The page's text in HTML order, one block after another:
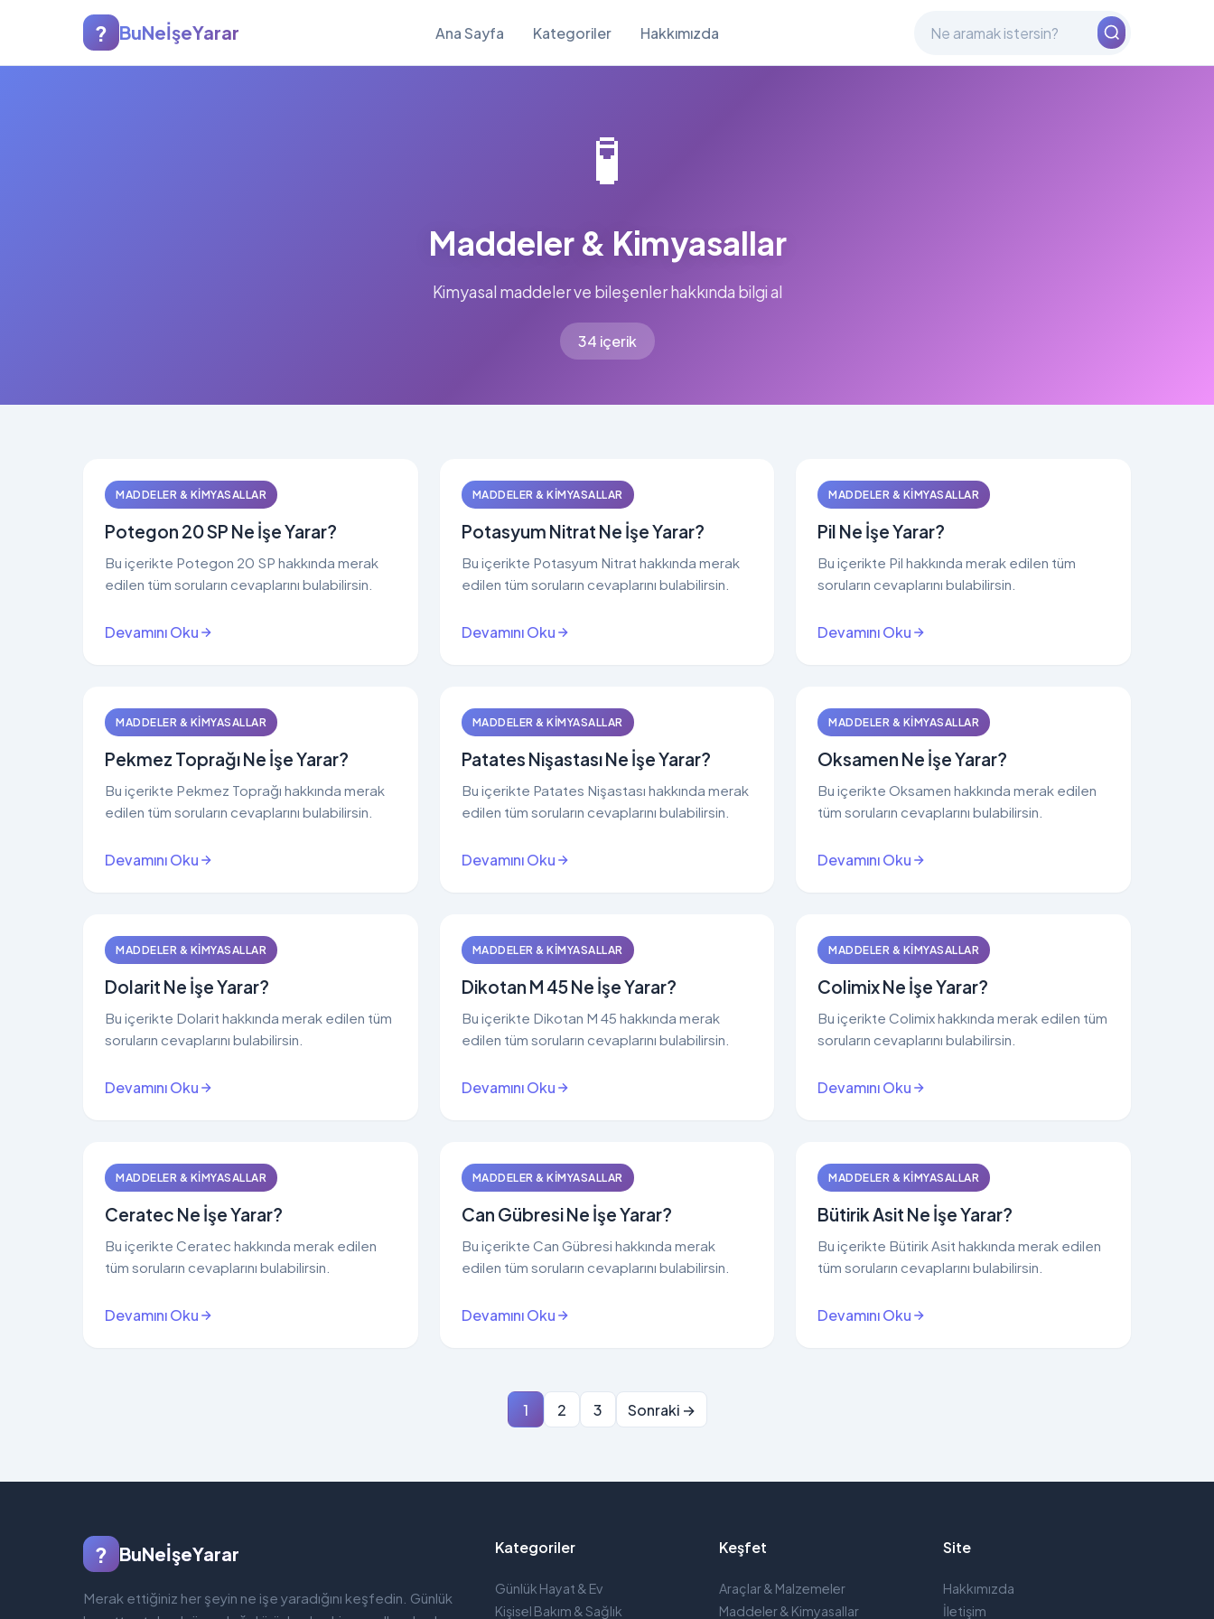
? BuNeİşeYarar Ana Sayfa Kategoriler Hakkımızda
🧪
Maddeler & Kimyasallar
Kimyasal maddeler ve bileşenler hakkında bilgi al
34 içerik
MADDELER & KIMYASALLAR
Potegon 20 SP Ne İşe Yarar?
Bu içerikte Potegon 20 SP hakkında merak
edilen tüm soruların cevaplarını bulabilirsin.
Devamını Oku
MADDELER & KIMYASALLAR
Potasyum Nitrat Ne İşe Yarar?
Bu içerikte Potasyum Nitrat hakkında merak
edilen tüm soruların cevaplarını bulabilirsin.
Devamını Oku
MADDELER & KIMYASALLAR
Pil Ne İşe Yarar?
Bu içerikte Pil hakkında merak edilen tüm
soruların cevaplarını bulabilirsin.
Devamını Oku
MADDELER & KIMYASALLAR
Pekmez Toprağı Ne İşe Yarar?
Bu içerikte Pekmez Toprağı hakkında merak
edilen tüm soruların cevaplarını bulabilirsin.
Devamını Oku
MADDELER & KIMYASALLAR
Patates Nişastası Ne İşe Yarar?
Bu içerikte Patates Nişastası hakkında merak
edilen tüm soruların cevaplarını bulabilirsin.
Devamını Oku
MADDELER & KIMYASALLAR
Oksamen Ne İşe Yarar?
Bu içerikte Oksamen hakkında merak edilen
tüm soruların cevaplarını bulabilirsin.
Devamını Oku
MADDELER & KIMYASALLAR
Dolarit Ne İşe Yarar?
Bu içerikte Dolarit hakkında merak edilen tüm
soruların cevaplarını bulabilirsin.
Devamını Oku
MADDELER & KIMYASALLAR
Dikotan M 45 Ne İşe Yarar?
Bu içerikte Dikotan M 45 hakkında merak
edilen tüm soruların cevaplarını bulabilirsin.
Devamını Oku
MADDELER & KIMYASALLAR
Colimix Ne İşe Yarar?
Bu içerikte Colimix hakkında merak edilen tüm
soruların cevaplarını bulabilirsin.
Devamını Oku
MADDELER & KIMYASALLAR
Ceratec Ne İşe Yarar?
Bu içerikte Ceratec hakkında merak edilen
tüm soruların cevaplarını bulabilirsin.
Devamını Oku
MADDELER & KIMYASALLAR
Can Gübresi Ne İşe Yarar?
Bu içerikte Can Gübresi hakkında merak
edilen tüm soruların cevaplarını bulabilirsin.
Devamını Oku
MADDELER & KIMYASALLAR
Bütirik Asit Ne İşe Yarar?
Bu içerikte Bütirik Asit hakkında merak edilen
tüm soruların cevaplarını bulabilirsin.
Devamını Oku
1 2 3 Sonraki →
? BuNeİşeYarar
Merak ettiğiniz her şeyin ne işe yaradığını keşfedin. Günlük
Kategoriler
Günlük Hayat & Ev
Kişisel Bakım & Sağlık
Keşfet
Araçlar & Malzemeler
Maddeler & Kimyasallar
Site
Hakkımızda
İletişim